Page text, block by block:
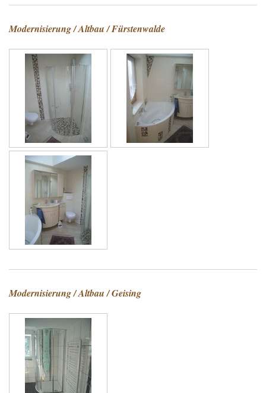
Modernisierung / Altbau / Fürstenwalde
Modernisierung / Altbau / Geising